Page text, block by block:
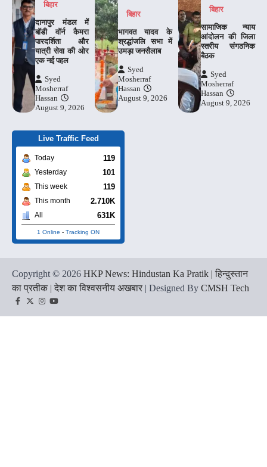
बिहार
दानापुर मंडल में
बॉडी वॉर्न कैमरा
पारदर्शिता और
यात्री सेवा की ओर
एक नई पहल
Syed
Mosherraf
Hassan
August 9, 2026
बिहार
भागवत यादव के
श्रद्धांजलि सभा में
उमड़ा जनसैलाब
Syed
Mosherraf
Hassan
August 9, 2026
बिहार
​सामाजिक न्याय
आंदोलन की जिला
स्तरीय संगठनिक
बैठक
Syed
Mosherraf
Hassan
August 9, 2026
Live Traffic Feed
Today 119
Yesterday 101
This week 119
This month 2.710K
All 631K
1 Online - Tracking ON
Copyright © 2026 HKP News: Hindustan Ka Pratik | हिन्दुस्तान
का प्रतीक | देश का विश्वसनीय अखबार | Designed By CMSH Tech
Facebook
TwitterInstagram
YouTube